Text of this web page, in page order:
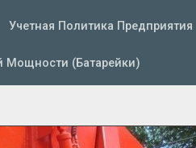
Учетная Политика Предприятия
Мощности (батарейки)